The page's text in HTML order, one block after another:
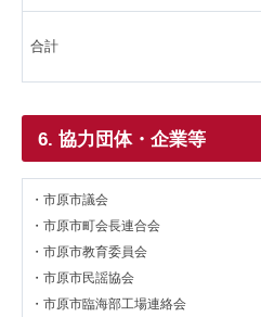
合計
6. 協力団体・企業等
・市原市議会
・市原市町会長連合会
・市原市教育委員会
・市原市民謡協会
・市原市臨海部工場連絡会